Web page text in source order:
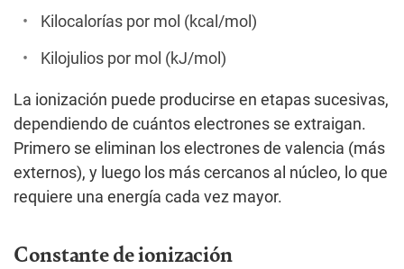
Kilocalorías por mol (kcal/mol)
Kilojulios por mol (kJ/mol)
La ionización puede producirse en etapas sucesivas,
dependiendo de cuántos electrones se extraigan.
Primero se eliminan los electrones de valencia (más
externos), y luego los más cercanos al núcleo, lo que
requiere una energía cada vez mayor.
Constante de ionización